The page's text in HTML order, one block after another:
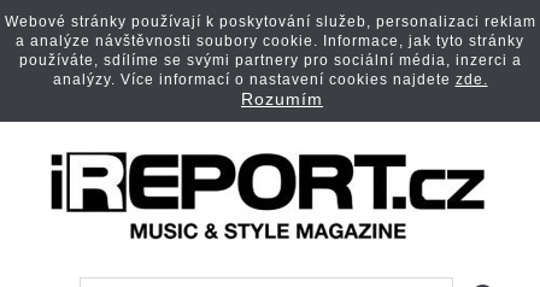
Webové stránky používají k poskytování služeb, personalizaci reklam
a analýze návštěvnosti soubory cookie. Informace, jak tyto stránky
používáte, sdílíme se svými partnery pro sociální média, inzerci a
analýzy. Více informací o nastavení cookies najdete zde.
Rozumím